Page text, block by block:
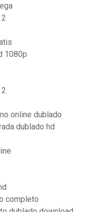
1080p
online dublado
dublado hd
completo